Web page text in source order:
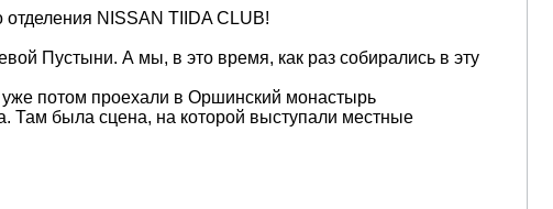
отделения NISSAN TIIDA CLUB!
Пустыни. А мы, в это время, как раз собирались в эту
потом проехали в Оршинский монастырь
Там была сцена, на которой выступали местные